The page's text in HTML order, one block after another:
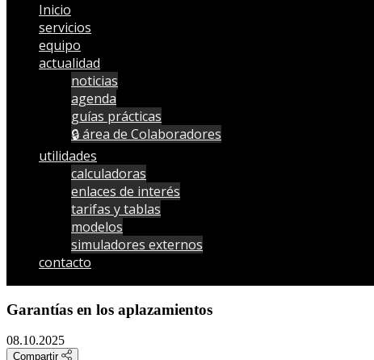
Inicio
servicios
equipo
actualidad
noticias
agenda
guías prácticas
🔒 área de Colaboradores
utilidades
calculadoras
enlaces de interés
tarifas y tablas
modelos
simuladores externos
contacto
Garantías en los aplazamientos
08.10.2025
Compartir